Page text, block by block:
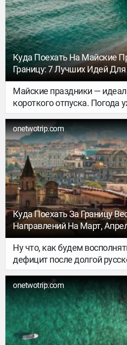
родовые и боевые
традиционные ремёсла и
Куда Поехать На Майские
Границу: 7 Лучших Идей
Майские праздники —
короткого отпуска. Погода
наплыв туристов и
так заметны. Если вы
майские праздники 2026 за
подготовили список из
направлений, где ваш
максимально комфортно.
onetwotrip.com
Куда Поехать За Границу
Направлений На Март,
Ну что, как будем
дефицит после долгой
12 весенних зарубежных
хайкинга и трекинга,
городских прогулок. От
осталось только выбрать.
onetwotrip.com